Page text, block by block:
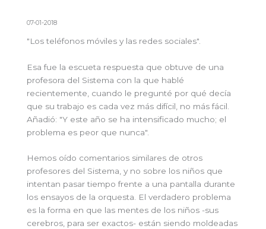
07-01-2018
"Los teléfonos móviles y las redes sociales".
Esa fue la escueta respuesta que obtuve de una
profesora del Sistema con la que hablé
recientemente, cuando le pregunté por qué decía
que su trabajo es cada vez más difícil, no más fácil.
Añadió: "Y este año se ha intensificado mucho; el
problema es peor que nunca".
Hemos oído comentarios similares de otros
profesores del Sistema, y no sobre los niños que
intentan pasar tiempo frente a una pantalla durante
los ensayos de la orquesta. El verdadero problema
es la forma en que las mentes de los niños -sus
cerebros, para ser exactos- están siendo moldeadas